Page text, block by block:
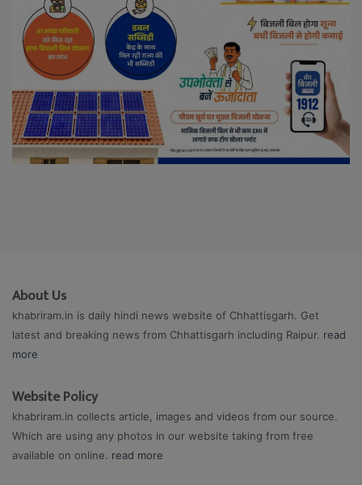
About Us
khabriram.in is daily hindi news website of Chhattisgarh. Get
latest and breaking news from Chhattisgarh including Raipur. read
more
Website Policy
khabriram.in collects article, images and videos from our source.
Which are using any photos in our website taking from free
available on online. read more